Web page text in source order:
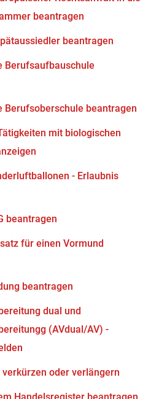
beantragen
beantragen
Berufsaufbauschule
Berufsoberschule beantragen
mit biologischen
- Erlaubnis
beantragen
für einen Vormund
beantragen
dual und
(AVdual/AV) -
oder verlängern